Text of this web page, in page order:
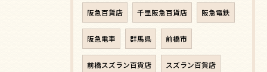
阪急百貨店 千里阪急百貨店 阪急電鉄
阪急電車 群馬県 前橋市
前橋スズラン百貨店 スズラン百貨店